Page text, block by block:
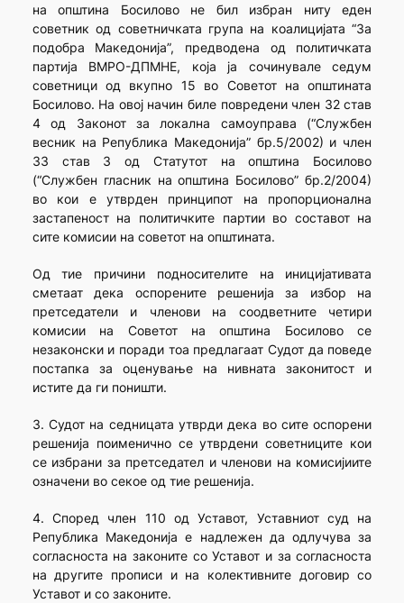
на општина Босилово не бил избран ниту еден
советник од советничката група на коалицијата “За
подобра Македонија”, предводена од политичката
партија ВМРО-ДПМНЕ, која ја сочинувале седум
советници од вкупно 15 во Советот на општината
Босилово. На овој начин биле повредени член 32 став
4 од Законот за локална самоуправа (“Службен
весник на Република Македонија” бр.5/2002) и член
33 став 3 од Статутот на општина Босилово
(“Службен гласник на општина Босилово” бр.2/2004)
во кои е утврден принципот на пропорционална
застапеност на политичките партии во составот на
сите комисии на советот на општината.
Од тие причини подносителите на иницијативата
сметаат дека оспорените решенија за избор на
претседатели и членови на соодветните четири
комисии на Советот на општина Босилово се
незаконски и поради тоа предлагаат Судот да поведе
постапка за оценување на нивната законитост и
истите да ги поништи.
3. Судот на седницата утврди дека во сите оспорени
решенија поименично се утврдени советниците кои
се избрани за претседател и членови на комисијиите
означени во секое од тие решенија.
4. Според член 110 од Уставот, Уставниот суд на
Република Македонија е надлежен да одлучува за
согласноста на законите со Уставот и за согласноста
на другите прописи и на колективните договир со
Уставот и со законите.